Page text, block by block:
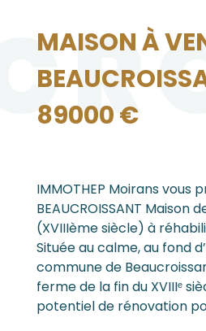
MAISON À
89000 €
IMMOTHEP Moirans vous
BEAUCROISSANT
(XVIIIème siècle) à
Située au calme, au fond
commune de
ferme de la fin du XVIIIᵉ
potentiel de rénovation